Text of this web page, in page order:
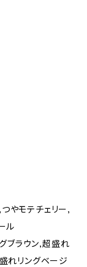
つやモテチェリー,
ル
ブラウン,超盛れ
れリングベージ